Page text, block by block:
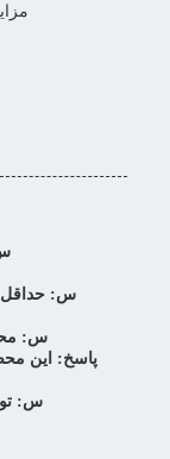
س: حداقل
س:
پاسخ: این
س: